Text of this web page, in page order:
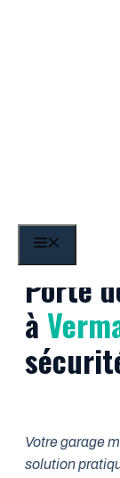
Porte
à
Votre garage
solution